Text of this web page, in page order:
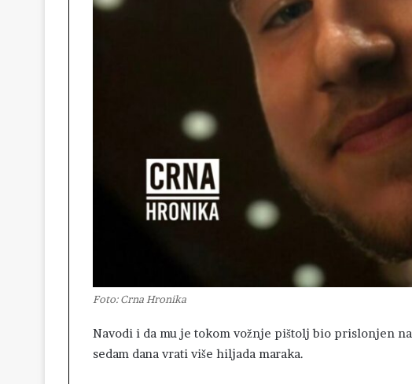
Foto: Crna Hronika
Navodi i da mu je tokom vožnje pištolj bio prislonjen
sedam dana vrati više hiljada maraka.